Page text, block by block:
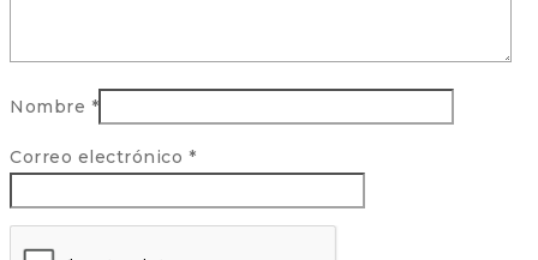
Nombre *
Correo electrónico *